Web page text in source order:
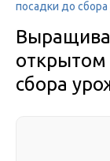
посадки до сбора
открытом
сбора